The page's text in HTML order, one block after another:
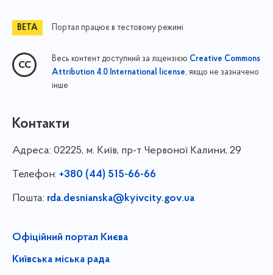
Портал працює в тестовому режимі
Весь контент доступний за ліцензією Creative Commons
Attribution 4.0 International license, якщо не зазначено
інше
Контакти
Адреса: 02225, м. Київ, пр-т Червоної Калини, 29
Телефон: +380 (44) 515-66-66
Пошта: rda.desnianska@kyivcity.gov.ua
Офіційний портал Києва
Київська міська рада